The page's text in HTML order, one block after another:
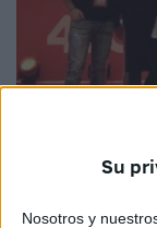
Su
Nosotros y